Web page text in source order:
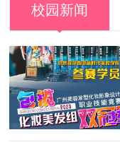
校园新闻